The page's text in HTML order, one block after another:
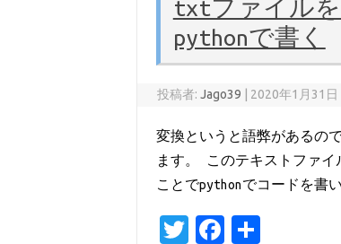
o
k
txtファイル
pythonで書く
投稿者:Jago39 2020年1月31日
変換というと語弊があるの
ます。 このテキストファ
ことでpythonでコードを書
T
Fa